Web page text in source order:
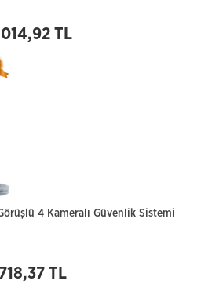
TL
4 Kameralı Güvenlik Sistemi
TL